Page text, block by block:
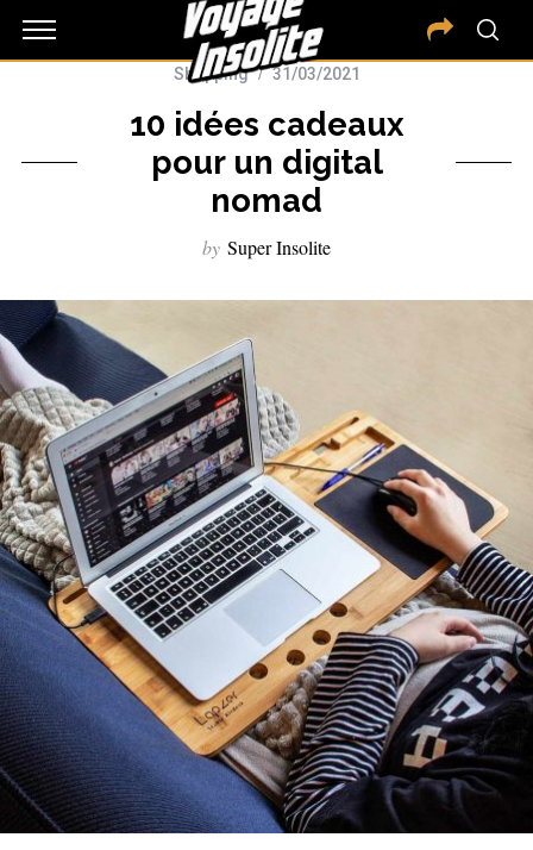
Shopping 31/03/2021
10 idées cadeaux
pour un digital
nomad
by Super Insolite